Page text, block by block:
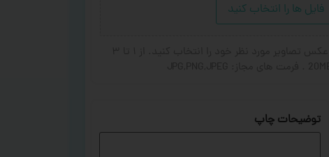
فایل ها را انتخاب کنید
توضیحات چاپ